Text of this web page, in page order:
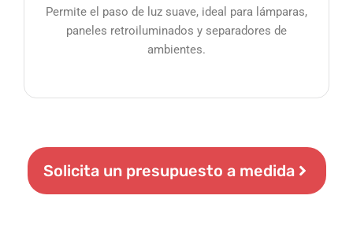
Permite el paso de luz suave, ideal para lámparas,
paneles retroiluminados y separadores de
ambientes.
Solicita un presupuesto a medida